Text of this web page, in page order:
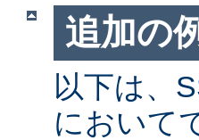
追加の
以下は、
において